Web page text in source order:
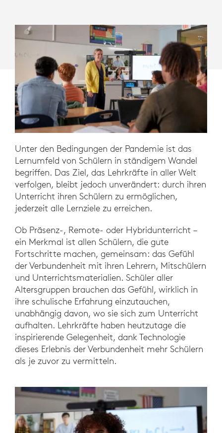
Unter den Bedingungen der Pandemie ist das
Lernumfeld von Schülern in ständigem Wandel
begriffen. Das Ziel, das Lehrkräfte in aller Welt
verfolgen, bleibt jedoch unverändert: durch ihren
Unterricht ihren Schülern zu ermöglichen,
jederzeit alle Lernziele zu erreichen.
Ob Präsenz-, Remote- oder Hybridunterricht –
ein Merkmal ist allen Schülern, die gute
Fortschritte machen, gemeinsam: das Gefühl
der Verbundenheit mit ihren Lehrern, Mitschülern
und Unterrichtsmaterialien. Schüler aller
Altersgruppen brauchen das Gefühl, wirklich in
ihre schulische Erfahrung einzutauchen,
unabhängig davon, wo sie sich zum Unterricht
aufhalten. Lehrkräfte haben heutzutage die
inspirierende Gelegenheit, dank Technologie
dieses Erlebnis der Verbundenheit mehr Schülern
als je zuvor zu vermitteln.